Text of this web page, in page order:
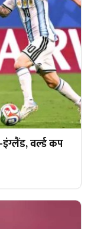
वर्ल्ड कप